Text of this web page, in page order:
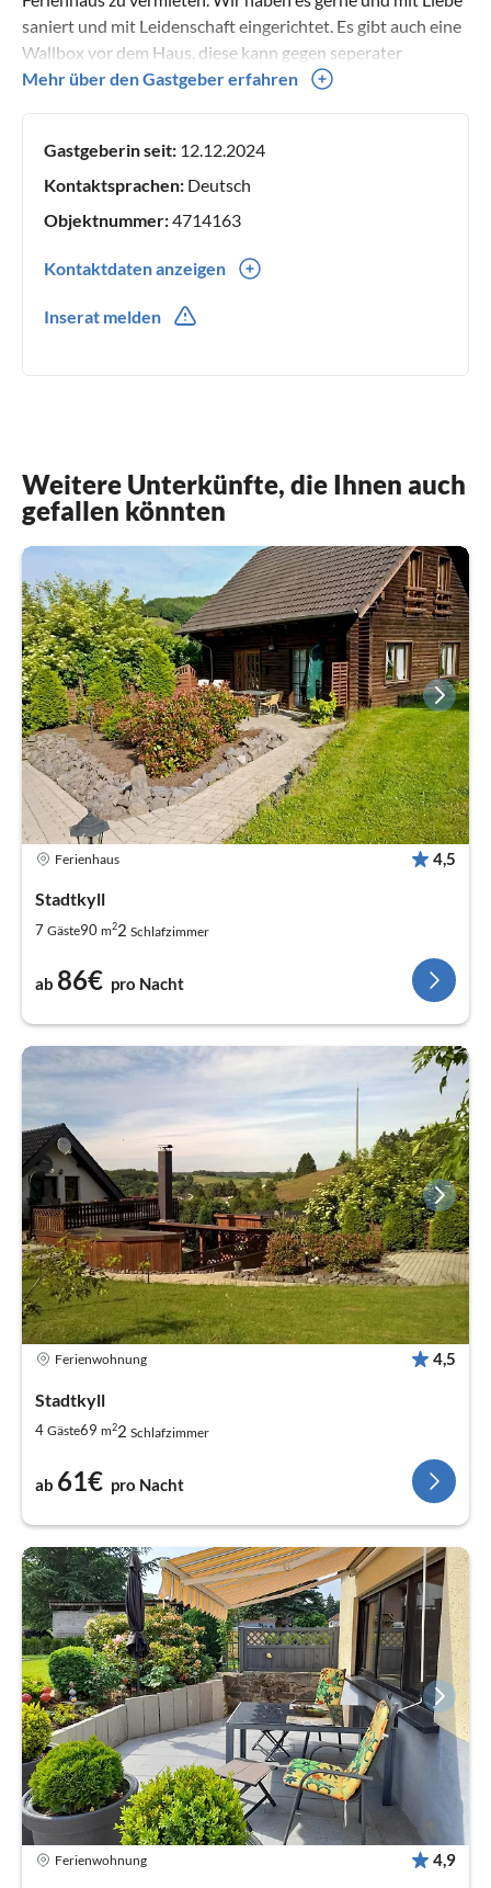
saniert und mit Leidenschaft eingerichtet. Es gibt auch eine
Wallbox vor dem Haus, diese kann gegen seperater
Abrechnung benutzt werden. Da wir selbst Hundebesitzer
Mehr über den Gastgeber erfahren
Gastgeberin seit: 12.12.2024
Kontaktsprachen: Deutsch
Objektnummer:4714163
Kontaktdaten anzeigen
Inserat melden
Weitere Unterkünfte, die Ihnen auch
gefallen könnten
Ferienhaus 4,5
Stadtkyll
7 Gäste90 m22 Schlafzimmer
ab 86€ pro Nacht
Ferienwohnung 4,5
Stadtkyll
4 Gäste69 m22 Schlafzimmer
ab 61€ pro Nacht
Ferienwohnung 4,9